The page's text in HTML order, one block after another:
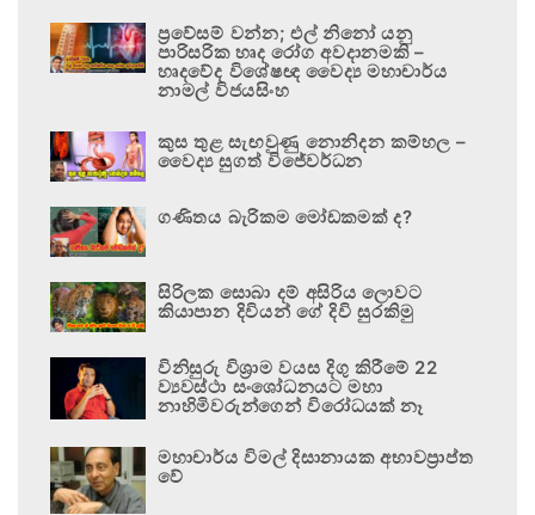
ප්‍රවේසම් වන්න; එල් නිනෝ යනු
පාරිසරික හෘද රෝග අවදානමකි –
හෘදවේද විශේෂඥ වෛද්‍ය මහාචාර්ය
නාමල් විජයසිංහ
කුස තුළ සැඟවුණු නොනිදන කම්හල –
වෛද්‍ය සුගත් විජේවර්ධන
ගණිතය බැරිකම මෝඩකමක් ද?
සිරිලක සොබා දම් අසිරිය ලොවට
කියාපාන දිවියන් ගේ දිවි සුරකිමු
විනිසුරු විශ්‍රාම වයස දිගු කිරීමේ 22
ව්‍යවස්ථා සංශෝධනයට මහා
නාහිමිවරුන්ගෙන් විරෝධයක් නෑ
මහාචාර්ය විමල් දිසානායක අභාවප්‍රාප්ත
වේ